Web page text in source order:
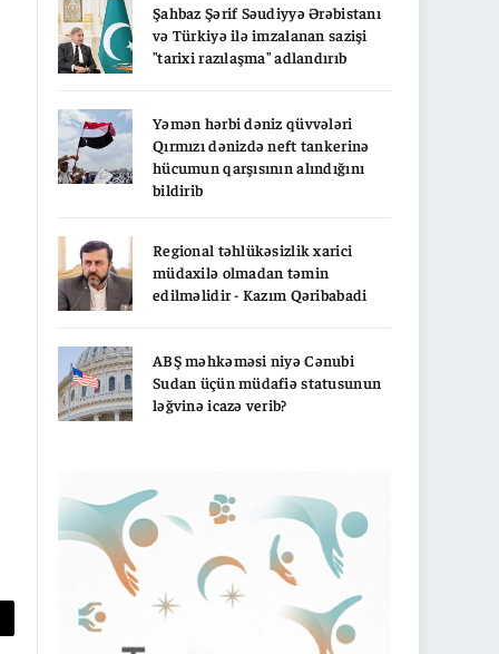
Şahbaz Şərif Səudiyyə Ərəbistanı
və Türkiyə ilə imzalanan sazişi
"tarixi razılaşma" adlandırıb
Yəmən hərbi dəniz qüvvələri
Qırmızı dənizdə neft tankerinə
hücumun qarşısının alındığını
bildirib
Regional təhlükəsizlik xarici
müdaxilə olmadan təmin
edilməlidir - Kazım Qəribabadi
ABŞ məhkəməsi niyə Cənubi
Sudan üçün müdafiə statusunun
ləğvinə icazə verib?